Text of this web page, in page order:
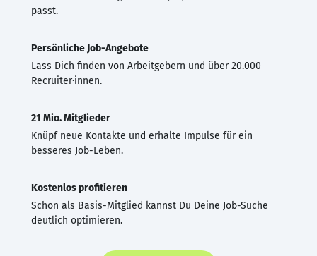
passt.
Persönliche Job-Angebote
Lass Dich finden von Arbeitgebern und über 20.000
Recruiter·innen.
21 Mio. Mitglieder
Knüpf neue Kontakte und erhalte Impulse für ein
besseres Job-Leben.
Kostenlos profitieren
Schon als Basis-Mitglied kannst Du Deine Job-Suche
deutlich optimieren.